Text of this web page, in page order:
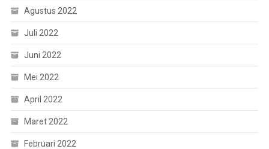
Agustus 2022
Juli 2022
Juni 2022
Mei 2022
April 2022
Maret 2022
Februari 2022